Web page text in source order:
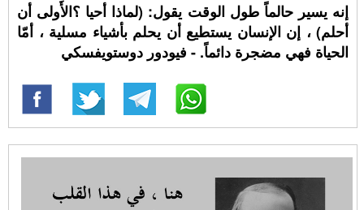
إنه يسير حالماً طول الوقت يقول: (لماذا أحيا ؟الأَولى أن
أحلم) ، إن الإنسان يستطيع أن يحلم بأشياء مسلية ، أمّا
الحياة فهي مضجرة دائماً. - فيودور دوستويفسكي